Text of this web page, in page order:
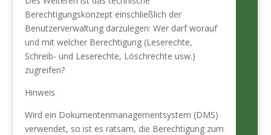
Berechtigungskonzept einschließlich der
Benutzerverwaltung darzulegen: Wer darf worauf
und mit welcher Berechtigung (Leserechte,
Schreib- und Leserechte, Löschrechte usw.)
zugreifen?
Hinweis
Wird ein Dokumentenmanagementsystem (DMS)
verwendet, so ist es ratsam, die Berechtigung zum